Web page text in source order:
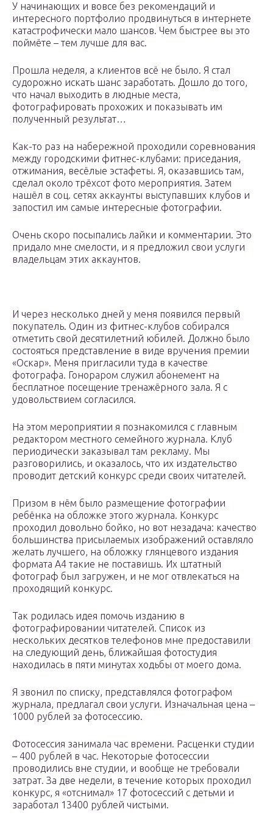
У начинающих и вовсе без рекомендаций и
интересного портфолио продвинуться в интернете
катастрофически мало шансов. Чем быстрее вы это
поймёте – тем лучше для вас.
Прошла неделя, а клиентов всё не было. Я стал
судорожно искать шанс заработать. Дошло до того,
что начал выходить в людные места,
фотографировать прохожих и показывать им
полученный результат…
Как-то раз на набережной проходили соревнования
между городскими фитнес-клубами: приседания,
отжимания, весёлые эстафеты. Я, оказавшись там,
сделал около трёхсот фото мероприятия. Затем
нашёл в соц. сетях аккаунты выступавших клубов и
запостил им самые интересные фотографии.
Очень скоро посыпались лайки и комментарии. Это
придало мне смелости, и я предложил свои услуги
владельцам этих аккаунтов.
И через несколько дней у меня появился первый
покупатель. Один из фитнес-клубов собирался
отметить свой десятилетний юбилей. Должно было
состояться представление в виде вручения премии
«Оскар». Меня пригласили туда в качестве
фотографа. Гонораром служил абонемент на
бесплатное посещение тренажёрного зала. Я с
удовольствием согласился.
На этом мероприятии я познакомился с главным
редактором местного семейного журнала. Клуб
периодически заказывал там рекламу. Мы
разговорились, и оказалось, что их издательство
проводит детский конкурс среди своих читателей.
Призом в нём было размещение фотографии
ребёнка на обложке этого журнала. Конкурс
проходил довольно бойко, но вот незадача: качество
большинства присылаемых изображений оставляло
желать лучшего, на обложку глянцевого издания
формата А4 такие не поставишь. Их штатный
фотограф был загружен, и не мог отвлекаться на
проходящий конкурс.
Так родилась идея помочь изданию в
фотографировании читателей. Список из
нескольких десятков телефонов мне предоставили
на следующий день, ближайшая фотостудия
находилась в пяти минутах ходьбы от моего дома.
Я звонил по списку, представлялся фотографом
журнала, предлагал свои услуги. Изначальная цена –
1000 рублей за фотосессию.
Фотосессия занимала час времени. Расценки студии
– 400 рублей в час. Некоторые фотосессии
проводились вне студии, и вообще не требовали
затрат. За две недели, в течение которых проходил
конкурс, я «отснимал» 17 фотосессий с детьми и
заработал 13400 рублей чистыми.